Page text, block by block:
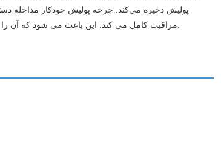
پولیش ذخیره می‌کند. چرخه پولیش خودکار مداخله